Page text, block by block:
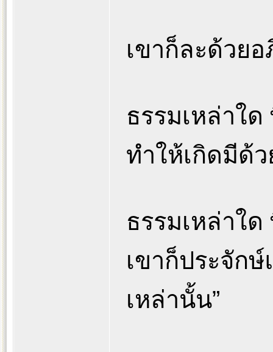
เขาก็ละด้วย
ธรรมเหล่าใ
ทำให้เกิดมีด้
ธรรมเหล่าใ
เขาก็ประจัก
เหล่านั้น”